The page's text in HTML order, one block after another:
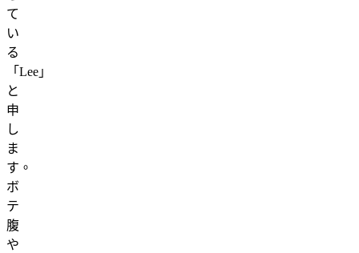
て
い
る
「Lee」
と
申
し
ま
す。
ボ
テ
腹
や